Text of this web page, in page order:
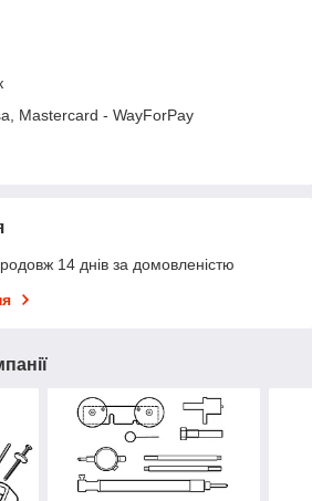
Mastercard - WayForPay
14 днів за домовленістю